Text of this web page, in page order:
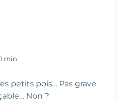
min
petits pois… Pas grave
Non ?